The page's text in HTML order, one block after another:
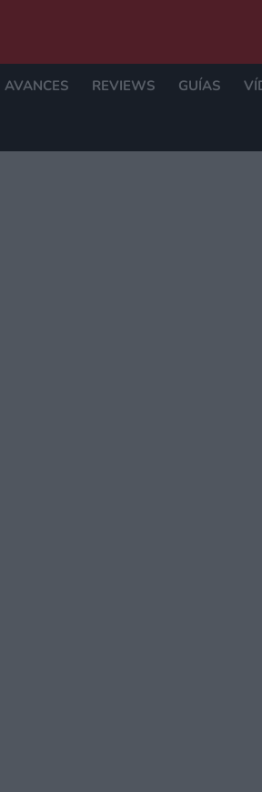
AVANCES REVIEWS GUÍAS